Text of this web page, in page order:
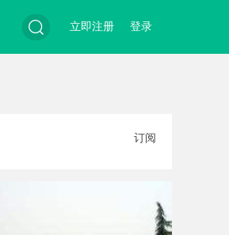
登录
立即注册
订阅